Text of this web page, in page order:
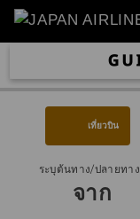
เที่ยวบิน
ระบุต้นทาง/ปลายทาง
จาก